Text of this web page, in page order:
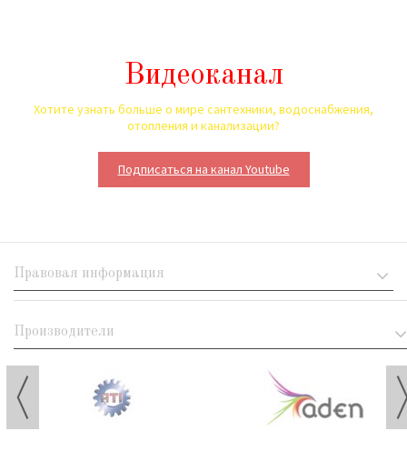
Видеоканал
Хотите узнать больше о мире сантехники, водоснабжения,
отопления и канализации?
Подписаться на канал Youtube
Правовая информация
Производители